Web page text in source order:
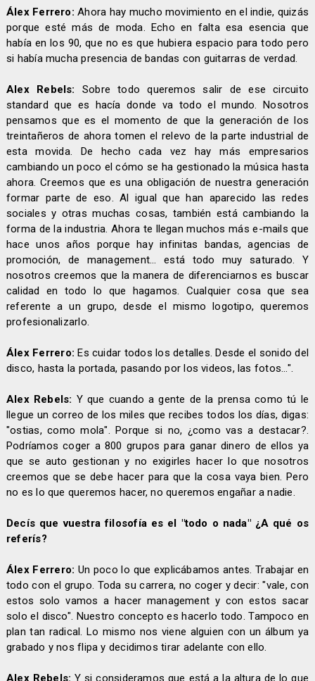
Álex Ferrero: Ahora hay mucho movimiento en el indie, quizás
porque esté más de moda. Echo en falta esa esencia que
había en los 90, que no es que hubiera espacio para todo pero
si había mucha presencia de bandas con guitarras de verdad.
Alex Rebels: Sobre todo queremos salir de ese circuito
standard que es hacía donde va todo el mundo. Nosotros
pensamos que es el momento de que la generación de los
treintañeros de ahora tomen el relevo de la parte industrial de
esta movida. De hecho cada vez hay más empresarios
cambiando un poco el cómo se ha gestionado la música hasta
ahora. Creemos que es una obligación de nuestra generación
formar parte de eso. Al igual que han aparecido las redes
sociales y otras muchas cosas, también está cambiando la
forma de la industria. Ahora te llegan muchos más e-mails que
hace unos años porque hay infinitas bandas, agencias de
promoción, de management... está todo muy saturado. Y
nosotros creemos que la manera de diferenciarnos es buscar
calidad en todo lo que hagamos. Cualquier cosa que sea
referente a un grupo, desde el mismo logotipo, queremos
profesionalizarlo.
Álex Ferrero: Es cuidar todos los detalles. Desde el sonido del
disco, hasta la portada, pasando por los videos, las fotos...".
Alex Rebels: Y que cuando a gente de la prensa como tú le
llegue un correo de los miles que recibes todos los días, digas:
"ostias, como mola". Porque si no, ¿como vas a destacar?.
Podríamos coger a 800 grupos para ganar dinero de ellos ya
que se auto gestionan y no exigirles hacer lo que nosotros
creemos que se debe hacer para que la cosa vaya bien. Pero
no es lo que queremos hacer, no queremos engañar a nadie.
Decís que vuestra filosofía es el "todo o nada" ¿A qué os
referís?
Álex Ferrero: Un poco lo que explicábamos antes. Trabajar en
todo con el grupo. Toda su carrera, no coger y decir: "vale, con
estos solo vamos a hacer management y con estos sacar
solo el disco". Nuestro concepto es hacerlo todo. Tampoco en
plan tan radical. Lo mismo nos viene alguien con un álbum ya
grabado y nos flipa y decidimos tirar adelante con ello.
Alex Rebels: Y si consideramos que está a la altura de lo que